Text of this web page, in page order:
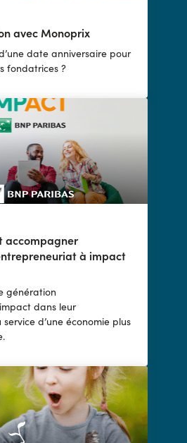
avec Monoprix
date anniversaire pour
fondatrices ?
accompagner
à impact
génération
dans leur
d’une économie plus